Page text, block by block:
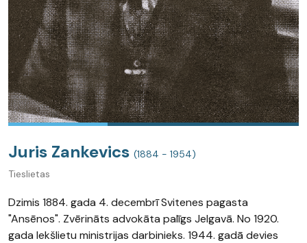
Juris Zankevics (1884 - 1954)
Tieslietas
Dzimis 1884. gada 4. decembrī Svitenes pagasta
"Ansēnos". Zvērināts advokāta palīgs Jelgavā. No 1920.
gada Iekšlietu ministrijas darbinieks. 1944. gadā devies